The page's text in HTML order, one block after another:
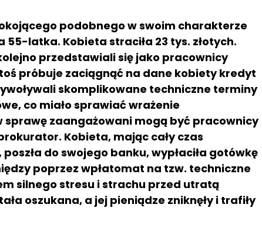
podobnego w swoim charakterze
55-latka. Kobieta straciła 23 tys. złotych.
przedstawiali się jako pracownicy
próbuje zaciągnąć na dane kobiety kredyt
skomplikowane techniczne terminy
co miało sprawiać wrażenie
sprawę zaangażowani mogą być pracownicy
Kobieta, mając cały czas
do swojego banku, wypłaciła gotówkę
poprzez wpłatomat na tzw. techniczne
silnego stresu i strachu przed utratą
oszukana, a jej pieniądze zniknęły i trafiły